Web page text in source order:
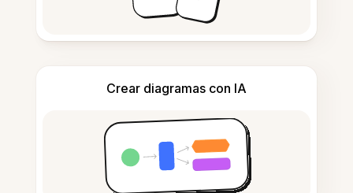
Crear diagramas con IA